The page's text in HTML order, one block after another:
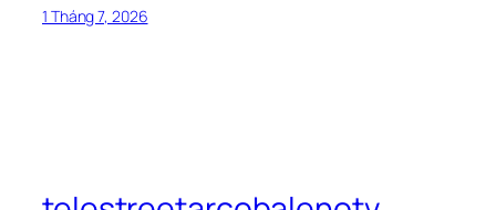
1 Tháng 7, 2026